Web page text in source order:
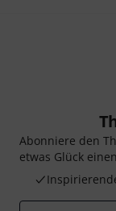
Abonniere den
etwas Glück